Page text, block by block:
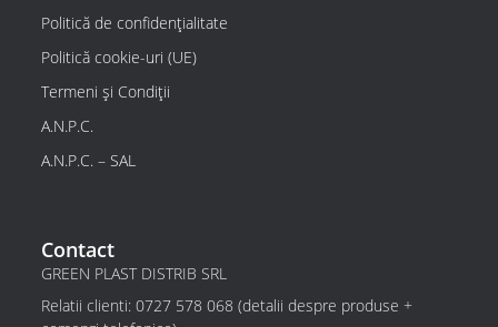
Politică de confidențialitate
Politică cookie-uri (UE)
Termeni și Condiții
A.N.P.C.
A.N.P.C. – SAL
Contact
GREEN PLAST DISTRIB SRL
Relatii clienti: 0727 578 068 (detalii despre produse +